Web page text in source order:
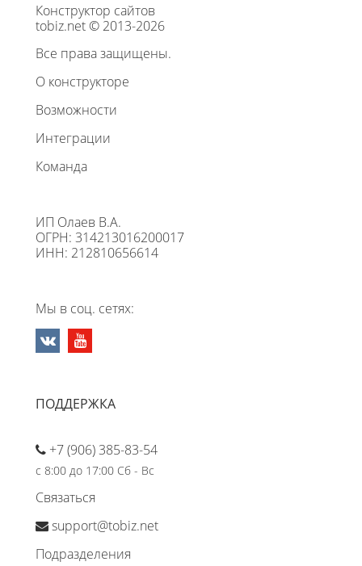
Конструктор сайтов
tobiz.net © 2013-2026
Все права защищены.
О конструкторе
Возможности
Интеграции
Команда
ИП Олаев В.А.
ОГРН: 314213016200017
ИНН: 212810656614
Мы в соц. сетях:
ПОДДЕРЖКА
+7 (906) 385-83-54
с 8:00 до 17:00 Сб - Вс
Связаться
support@tobiz.net
Подразделения